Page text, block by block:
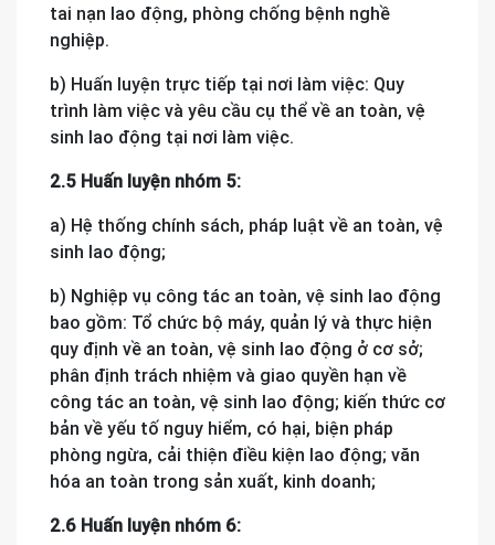
tai nạn lao động, phòng chống bệnh nghề
nghiệp.
b) Huấn luyện trực tiếp tại nơi làm việc: Quy
trình làm việc và yêu cầu cụ thể về an toàn, vệ
sinh lao động tại nơi làm việc.
2.5 Huấn luyện nhóm 5:
a) Hệ thống chính sách, pháp luật về an toàn, vệ
sinh lao động;
b) Nghiệp vụ công tác an toàn, vệ sinh lao động
bao gồm: Tổ chức bộ máy, quản lý và thực hiện
quy định về an toàn, vệ sinh lao động ở cơ sở;
phân định trách nhiệm và giao quyền hạn về
công tác an toàn, vệ sinh lao động; kiến thức cơ
bản về yếu tố nguy hiểm, có hại, biện pháp
phòng ngừa, cải thiện điều kiện lao động; văn
hóa an toàn trong sản xuất, kinh doanh;
2.6 Huấn luyện nhóm 6: